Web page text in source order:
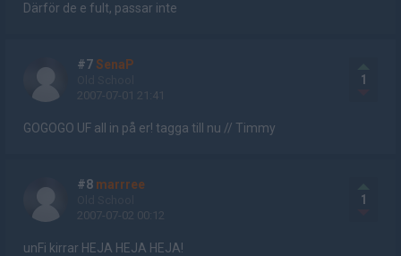
Därför de e fult, passar inte
#7 SenaP
2007-07-01 21:41
1
GOGOGO UF all in på er! tagga till nu // Timmy
#8 marrree
2007-07-02 00:12
1
unFi kirrar HEJA HEJA HEJA!